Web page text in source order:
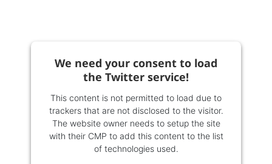
We need your consent to load
the Twitter service!
This content is not permitted to load due to
trackers that are not disclosed to the visitor.
The website owner needs to setup the site
with their CMP to add this content to the list
of technologies used.